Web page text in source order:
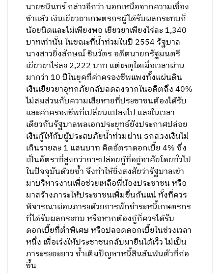
นายชนินทร์ กล่าวอีกว่า นอกเหนือจากความเชื่อง
ช้าแล้ว เงินเยียวยาเกษตรกรผู้ได้รับผลกระทบก็
น้อยนิดและไม่เพียงพอ เยียวยาเพียงไร่ละ 1,340
บาทเท่านั้น ในขณะที่น้ำท่วมในปี 2554 รัฐบาล
นางสาวยิ่งลักษณ์ ชินวัตร อดีตนายกรัฐมนตรี
เยียวยาไร่ละ 2,222 บาท แต่เหตุใดเมื่อเวลาผ่าน
มากว่า 10 ปีในยุคที่ค่าครองชีพแพงทั้งแผ่นดิน
เงินเยียวยาอุทกภัยกลับลดลงจากในอดีตถึง 40%
ไม่สมส่วนกับความเสียหายที่ประชาชนต้องได้รับ
และค่าครองชีพที่เปลี่ยนแปลงไป และในเวลา
เดียวกันรัฐบาลพลเอกประยุทธ์ยังประกาศปล่อย
เงินกู้ให้กับผู้ประสบภัยน้ำท่วมผ่าน ธกส.วงเงินไม่
เกินรายละ 1 แสนบาท คิดอัตราดอกเบี้ย 4% ซึ่ง
เป็นอัตราที่สูงกว่าการปล่อยกู้ที่อยู่อาศัยโดยทั่วไป
ในปัจจุบันด้วยซ้ำ จึงทำให้ยิ่งสงสัยว่ารัฐบาลเข้า
มาบริหารงานเพื่อช่วยเหลือพี่น้องประชาชน หรือ
มาสร้างภาระให้ประชาชนเพิ่มขึ้นกันแน่ ทั้งที่ควร
พิจารณาผ่อนภาระด้วยการพักชำระหนี้เกษตรกร
ที่ได้รับผลกระทบ หรือหากต้องกู้ก็ควรได้รับ
ดอกเบี้ยที่ต่ำพิเศษ หรือปลอดดอกเบี้ยในช่วงเวลา
หนึ่ง เพื่อเร่งให้ประชาชนกลับมายืนได้เร็ว ไม่เป็น
ภาระระยะยาว ซ้ำเติมปัญหาหนี้สินล้นพ้นตัวที่ก่อ
ขึ้น